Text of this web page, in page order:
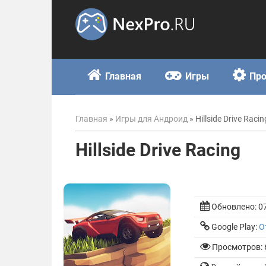
Главная Игры
Главная » Игры для Андроид » Hillside Drive
Hillside Drive Racing
Обновлено:
Google Play:
Просмотров: